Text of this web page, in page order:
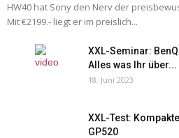
HW40 hat Sony den Nerv der
Mit €2199.- liegt er im preislich...
XXL-Seminar:
Alles was Ihr über...
18. Juni 2023
XXL-Test:
GP520